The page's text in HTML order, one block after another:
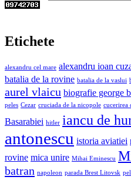
Etichete
alexandru cel mare alexandru ioan
batalia de la rovine batalia de la vaslui
aurel vlaicu biografie george
peles Cezar cruciada de la nicopole cucerirea
Basarabiei hitler iancu de
antonescu istoria aviatiei
rovine mica unire Mihai Eminescu
batran napoleon parada Brest Litovsk